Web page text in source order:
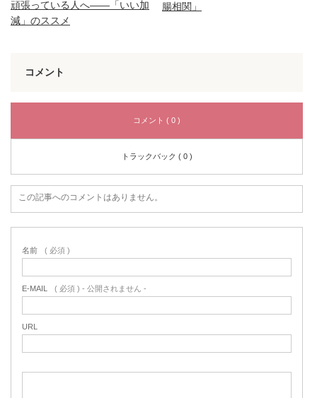
頑張っている人へ――「いい加
減」のススメ
腸相関」
コメント
コメント ( 0 )
トラックバック ( 0 )
この記事へのコメントはありません。
名前 ( 必須 )
E-MAIL ( 必須 ) - 公開されません -
URL